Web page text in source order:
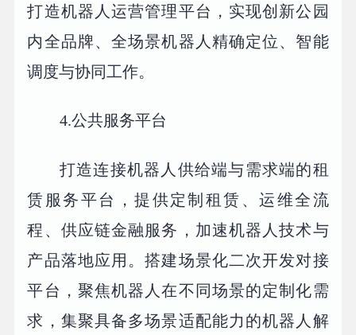
打造机器人运营管理平台，实现创新公园
内全品牌、全场景机器人精确定位、智能
调度与协同工作。
4.公共服务平台
打造连接机器人供给端与需求端的租
赁服务平台，提供定制租赁、运维全流
程、供应链金融服务，加速机器人技术与
产品落地应用。搭建场景化二次开发对接
平台，聚焦机器人在不同场景的定制化需
求，集聚具备多场景适配能力的机器人解